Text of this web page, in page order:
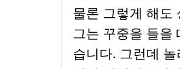
물론 그렇게 해도
그는 꾸중을 들을
습니다. 그런데